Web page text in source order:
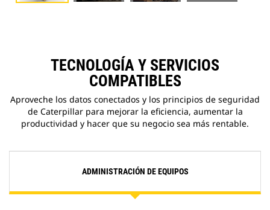
TECNOLOGÍA Y SERVICIOS
COMPATIBLES
Aproveche los datos conectados y los principios de seguridad
de Caterpillar para mejorar la eficiencia, aumentar la
productividad y hacer que su negocio sea más rentable.
ADMINISTRACIÓN DE EQUIPOS